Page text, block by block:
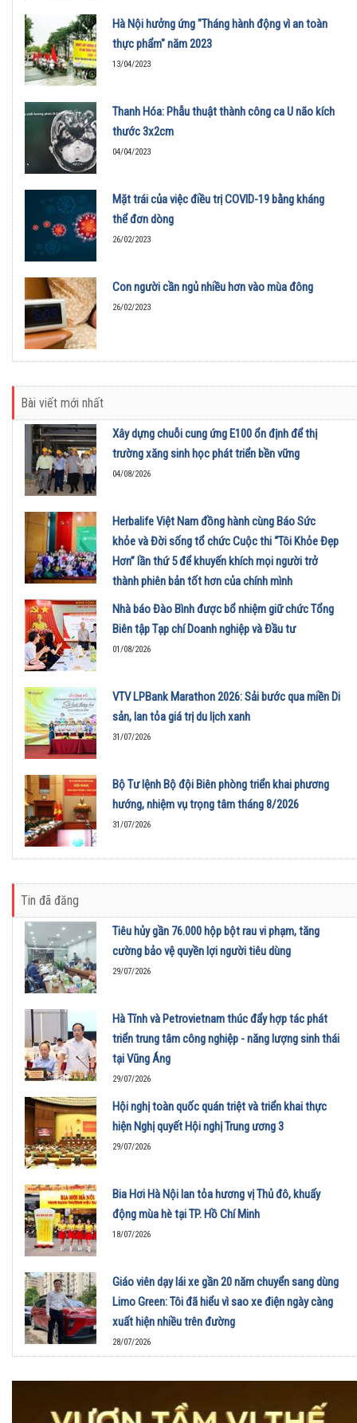
Hà Nội hưởng ứng "Tháng hành động vì an toàn
thực phẩm" năm 2023
13/04/2023
Thanh Hóa: Phẫu thuật thành công ca U não kích
thước 3x2cm
04/04/2023
Mặt trái của việc điều trị COVID-19 bằng kháng
thể đơn dòng
26/02/2023
Con người cần ngủ nhiều hơn vào mùa đông
26/02/2023
Bài viết mới nhất
Xây dựng chuỗi cung ứng E100 ổn định để thị
trường xăng sinh học phát triển bền vững
04/08/2026
Herbalife Việt Nam đồng hành cùng Báo Sức
khỏe và Đời sống tổ chức Cuộc thi “Tôi Khỏe Đẹp
Hơn” lần thứ 5 để khuyến khích mọi người trở
thành phiên bản tốt hơn của chính mình
01/08/2026
Nhà báo Đào Bình được bổ nhiệm giữ chức Tổng
Biên tập Tạp chí Doanh nghiệp và Đầu tư
01/08/2026
VTV LPBank Marathon 2026: Sải bước qua miền Di
sản, lan tỏa giá trị du lịch xanh
31/07/2026
Bộ Tư lệnh Bộ đội Biên phòng triển khai phương
hướng, nhiệm vụ trọng tâm tháng 8/2026
31/07/2026
Tin đã đăng
Tiêu hủy gần 76.000 hộp bột rau vi phạm, tăng
cường bảo vệ quyền lợi người tiêu dùng
29/07/2026
Hà Tĩnh và Petrovietnam thúc đẩy hợp tác phát
triển trung tâm công nghiệp - năng lượng sinh thái
tại Vũng Áng
29/07/2026
Hội nghị toàn quốc quán triệt và triển khai thực
hiện Nghị quyết Hội nghị Trung ương 3
29/07/2026
Bia Hơi Hà Nội lan tỏa hương vị Thủ đô, khuấy
động mùa hè tại TP. Hồ Chí Minh
18/07/2026
Giáo viên dạy lái xe gần 20 năm chuyển sang dùng
Limo Green: Tôi đã hiểu vì sao xe điện ngày càng
xuất hiện nhiều trên đường
28/07/2026